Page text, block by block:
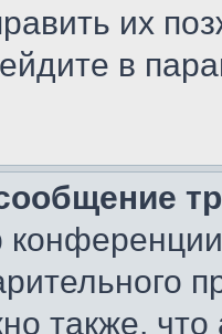
их
в
также, что